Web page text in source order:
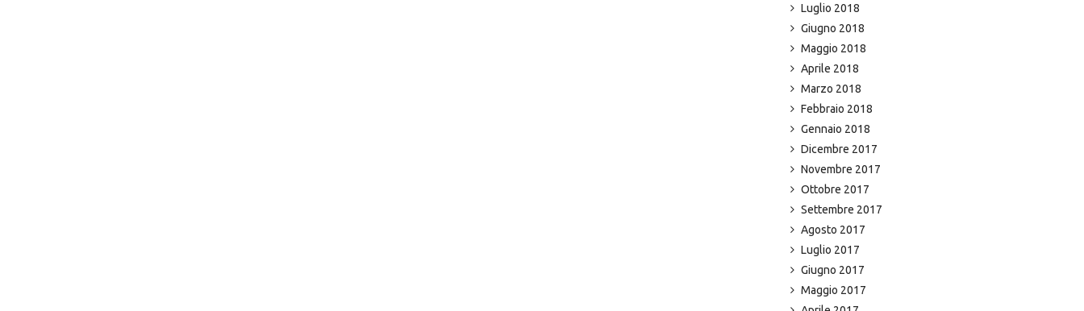
Luglio 2018
Giugno 2018
Maggio 2018
Aprile 2018
Marzo 2018
Febbraio 2018
Gennaio 2018
Dicembre 2017
Novembre 2017
Ottobre 2017
Settembre 2017
Agosto 2017
Luglio 2017
Giugno 2017
Maggio 2017